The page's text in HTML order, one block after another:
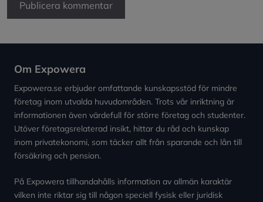
Om Expowera
Expowera.se erbjuder omfattande kunskapsstöd för mindre
företag inom utvalda huvudområden. Trots vår inriktning är
informationen även värdefull för större företag och studenter.
Utöver företagsrelaterad insikt, hittar du råd och kunskap
inom privatekonomi, som täcker allt från sparande och lån till
försäkring och pension.
På Expowera tillhandahålls information av allmän karaktär
vilken inte riktar sig till någon speciell fysisk eller juridisk